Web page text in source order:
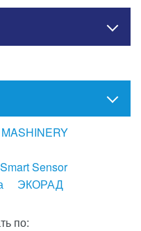
Smart Sensor
ЭКОРАД
по: